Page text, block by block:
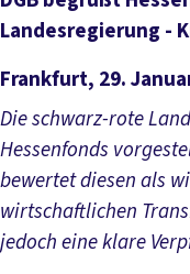
Landesregierung -
Frankfurt, 29.
Die schwarz-rote
Hessenfonds
bewertet diesen als
wirtschaftlichen
jedoch eine klare